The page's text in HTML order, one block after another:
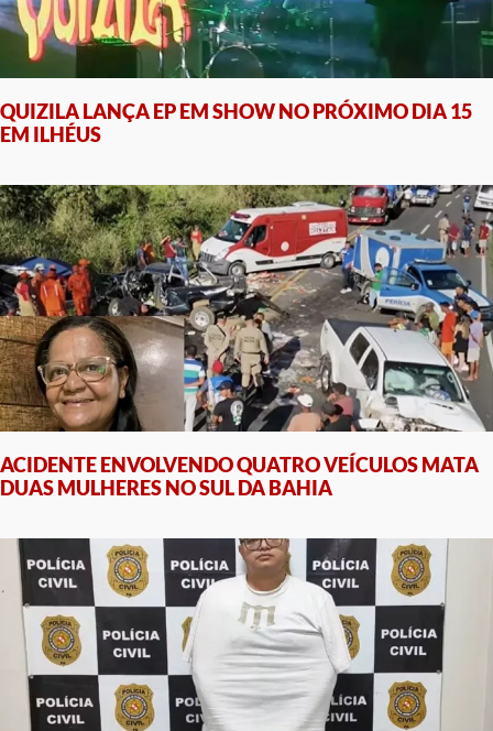
QUIZILA LANÇA EP EM SHOW NO PRÓXIMO DIA 15
EM ILHÉUS
ACIDENTE ENVOLVENDO QUATRO VEÍCULOS MATA
DUAS MULHERES NO SUL DA BAHIA